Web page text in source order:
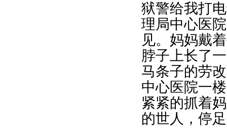
狱警给我打
理局中心医
见。妈妈戴
脖子上长了
马条子的劳
中心医院一
紧紧的抓着
的世人，停